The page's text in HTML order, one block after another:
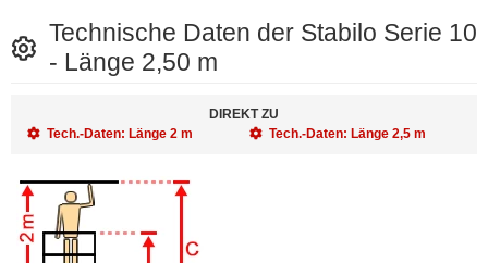
Technische Daten der Stabilo Serie 10
- Länge 2,50 m
DIREKT ZU
Tech.-Daten: Länge 2 m
Tech.-Daten: Länge 2,5 m